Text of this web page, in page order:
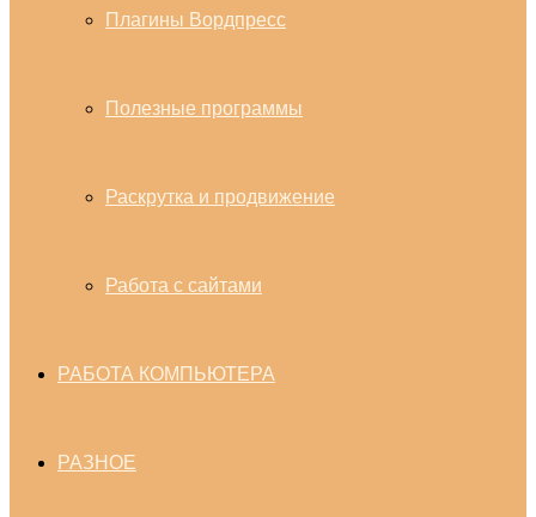
Плагины Вордпресс
Полезные программы
Раскрутка и продвижение
Работа с сайтами
РАБОТА КОМПЬЮТЕРА
РАЗНОЕ